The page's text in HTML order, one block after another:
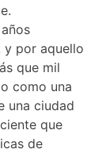
y por aquello
que mil
como una
una ciudad
que
de